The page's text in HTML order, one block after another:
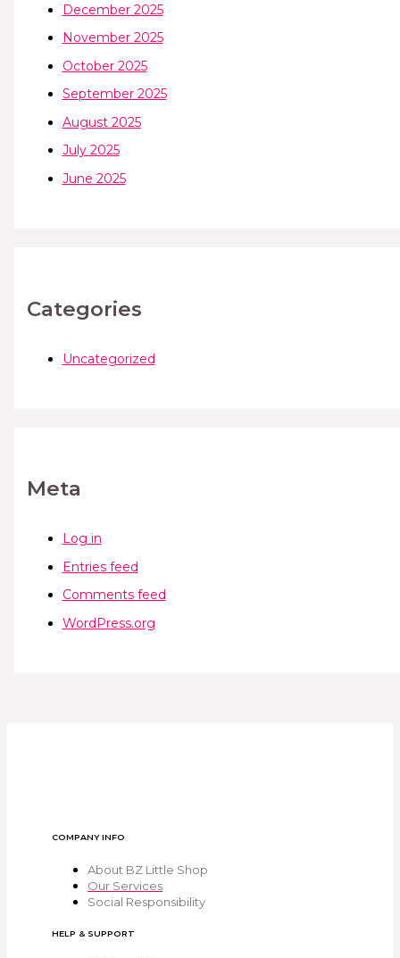
December 2025
November 2025
October 2025
September 2025
August 2025
July 2025
June 2025
Categories
Uncategorized
Meta
Log in
Entries feed
Comments feed
WordPress.org
COMPANY INFO
About BZ Little Shop
Our Services
Social Responsibility
HELP & SUPPORT